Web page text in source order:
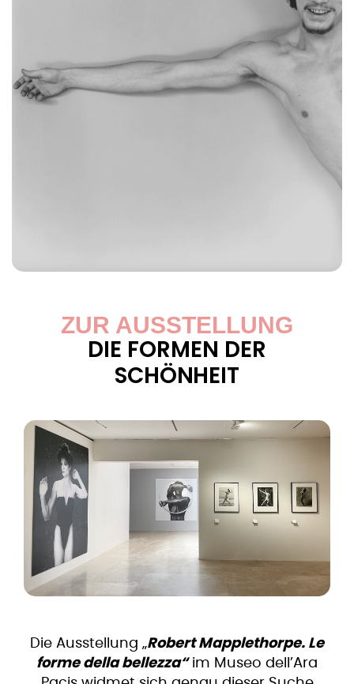
Die Ausstellung „Robert Mapplethorpe. Le
forme della bellezza“im Museo dell’Ara
ZUR AUSSTELLUNG
DIE FORMEN DER
SCHÖNHEIT